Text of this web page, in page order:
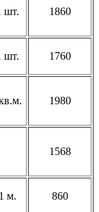
шт. 1860
шт. 1760
1980
1568
1 м. 860